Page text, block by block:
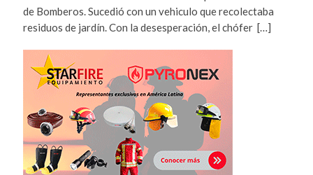
de Bomberos. Sucedió con un vehiculo que recolectaba
residuos de jardín. Con la desesperación, el chófer […]